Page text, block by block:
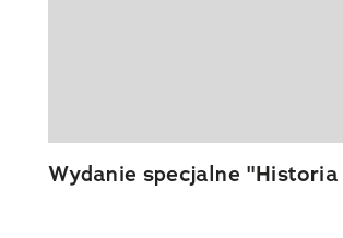
Wydanie specjalne